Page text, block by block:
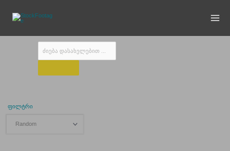
content
search
ფილტრი